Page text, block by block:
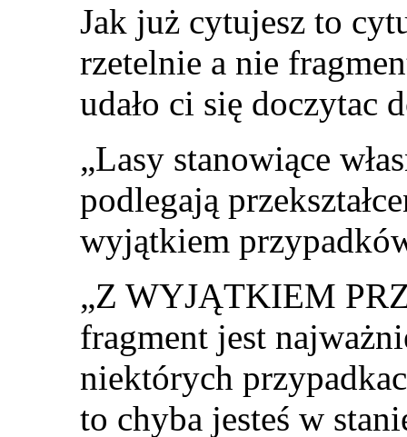
Jak już cytujesz to
rzetelnie a nie
udało ci się doczytac
„Lasy stanowiące
podlegają
wyjątkiem
„Z WYJĄTKIEM
fragment jest
niektórych
to chyba jesteś w